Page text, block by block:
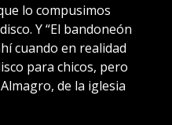
lo compusimos
Y “El bandoneón
cuando en realidad
para chicos, pero
de la iglesia